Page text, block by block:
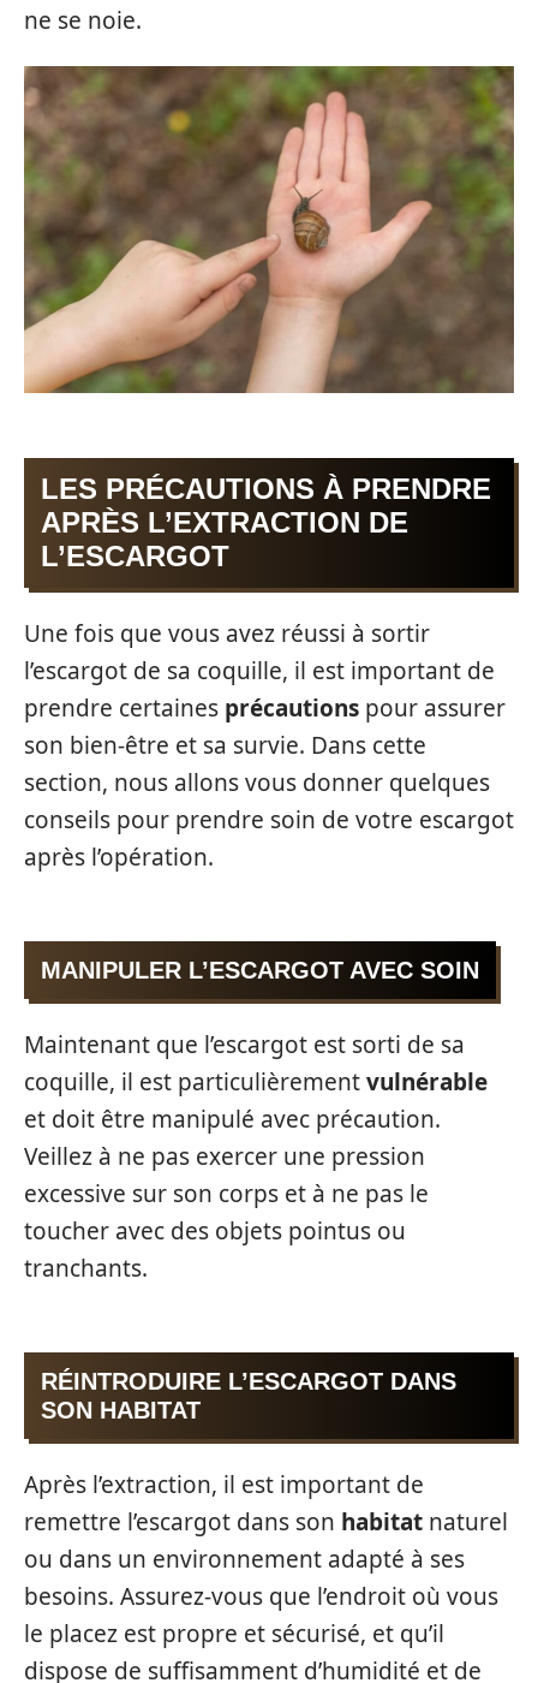
ne se noie.
LES PRÉCAUTIONS À PRENDRE
APRÈS L’EXTRACTION DE
L’ESCARGOT
Une fois que vous avez réussi à sortir
l’escargot de sa coquille, il est important de
prendre certaines précautions pour assurer
son bien-être et sa survie. Dans cette
section, nous allons vous donner quelques
conseils pour prendre soin de votre escargot
après l’opération.
MANIPULER L’ESCARGOT AVEC SOIN
Maintenant que l’escargot est sorti de sa
coquille, il est particulièrementvulnérable
et doit être manipulé avec précaution.
Veillez à ne pas exercer une pression
excessive sur son corps et à ne pas le
toucher avec des objets pointus ou
tranchants.
RÉINTRODUIRE L’ESCARGOT DANS
SON HABITAT
Après l’extraction, il est important de
remettre l’escargot dans son habitat naturel
ou dans un environnement adapté à ses
besoins. Assurez-vous que l’endroit où vous
le placez est propre et sécurisé, et qu’il
dispose de suffisamment d’humidité et de